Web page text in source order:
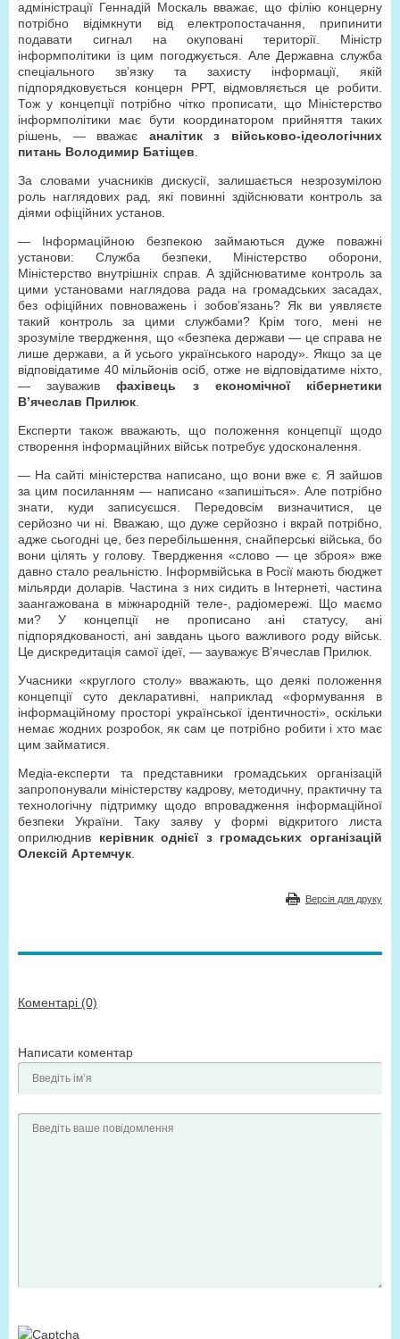
адміністрації Геннадій Москаль вважає, що філію концерну
потрібно відімкнути від електропостачання, припинити
подавати сигнал на окуповані території. Міністр
інформполітики із цим погоджується. Але Державна служба
спеціального зв’язку та захисту інформації, якій
підпорядковується концерн РРТ, відмовляється це робити.
Тож у концепції потрібно чітко прописати, що Міністерство
інформполітики має бути координатором прийняття таких
рішень, — вважає аналітик з військово-ідеологічних
питань Володимир Батіщев
За словами учасників дискусії, залишається незрозумілою
роль наглядових рад, які повинні здійснювати контроль за
діями офіційних установ.
— Інформаційною безпекою займаються дуже поважні
установи: Служба безпеки, Міністерство оборони,
Міністерство внутрішніх справ. А здійснюватиме контроль за
цими установами наглядова рада на громадських засадах,
без офіційних повноважень і зобов’язань? Як ви уявляєте
такий контроль за цими службами? Крім того, мені не
зрозуміле твердження, що «безпека держави — це справа не
лише держави, а й усього українського народу». Якщо за це
відповідатиме 40 мільйонів осіб, отже не відповідатиме ніхто,
— зауваживфахівець з економічної кібернетики
В’ячеслав Прилюк
Експерти також вважають, що положення концепції щодо
створення інформаційних військ потребує удосконалення.
— На сайті міністерства написано, що вони вже є. Я зайшов
за цим посиланням — написано «запишіться». Але потрібно
знати, куди записуєшся. Передовсім визначитися, це
серйозно чи ні. Вважаю, що дуже серйозно і вкрай потрібно,
адже сьогодні це, без перебільшення, снайперські війська, бо
вони цілять у голову. Твердження «слово — це зброя» вже
давно стало реальністю. Інформвійська в Росії мають бюджет
мільярди доларів. Частина з них сидить в Інтернеті, частина
заангажована в міжнародній теле-, радіомережі. Що маємо
ми? У концепції не прописано ані статусу, ані
підпорядкованості, ані завдань цього важливого роду військ.
Це дискредитація самої ідеї, — зауважує В’ячеслав Прилюк.
Учасники «круглого столу» вважають, що деякі положення
концепції суто декларативні, наприклад «формування в
інформаційному просторі української ідентичності», оскільки
немає жодних розробок, як сам це потрібно робити і хто має
цим займатися.
Медіа-експерти та представники громадських організацій
запропонували міністерству кадрову, методичну, практичну та
технологічну підтримку щодо впровадження інформаційної
безпеки України. Таку заяву у формі відкритого листа
оприлюднив керівник однієї з громадських організацій
Олексій Артемчук
Версія для друку
Коментарі (0)
Написати коментар